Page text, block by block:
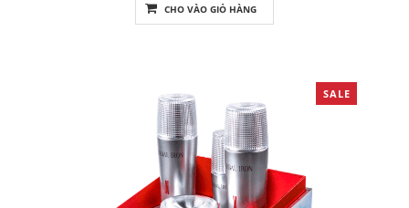
CHO VÀO GIỎ HÀNG
SALE